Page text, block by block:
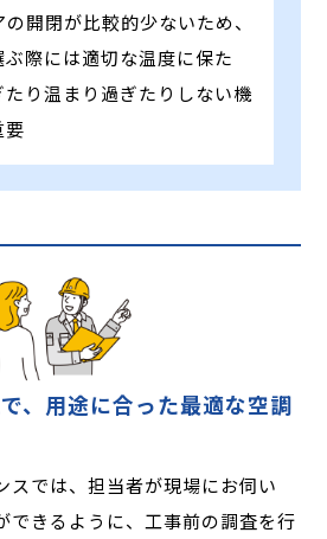
開閉が比較的少ないため、
際には適切な温度に保た
り温まり過ぎたりしない機
要
、用途に合った最適な空調
スでは、担当者が現場にお伺い
できるように、工事前の調査を行